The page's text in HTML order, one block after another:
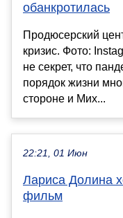
обанкротилась
Продюсерский
кризис. Фото:
не секрет, что
порядок жизни
стороне и Мих...
22:21, 01 Июн
Лариса Долина
фильм